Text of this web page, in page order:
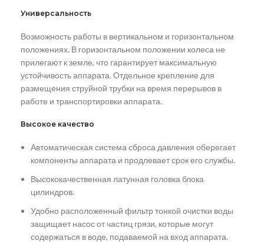
Универсальность
Возможность работы в вертикальном и горизонтальном
положениях. В горизонтальном положении колеса не
прилегают к земле, что гарантирует максимальную
устойчивость аппарата. Отдельное крепление для
размещения струйной трубки на время перерывов в
работе и транспортировки аппарата.
Высокое качество
Автоматическая система сброса давления оберегает
компоненты аппарата и продлевает срок его службы.
Высококачественная латунная головка блока
цилиндров.
Удобно расположенный фильтр тонкой очистки воды
защищает насос от частиц грязи, которые могут
содержаться в воде, подаваемой на вход аппарата.